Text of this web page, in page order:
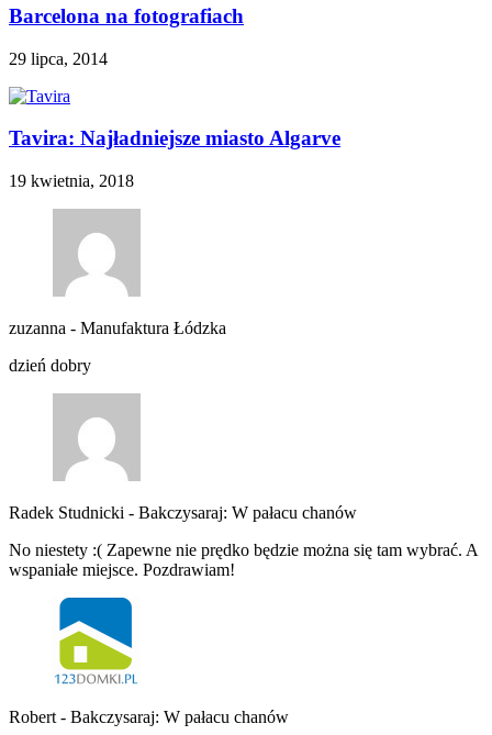
Barcelona na fotografiach
29 lipca, 2014
Tavira: Najładniejsze miasto Algarve
19 kwietnia, 2018
zuzanna - Manufaktura Łódzka
dzień dobry
Radek Studnicki - Bakczysaraj: W pałacu chanów
No niestety :( Zapewne nie prędko będzie można się tam wybrać. A
wspaniałe miejsce. Pozdrawiam!
Robert - Bakczysaraj: W pałacu chanów